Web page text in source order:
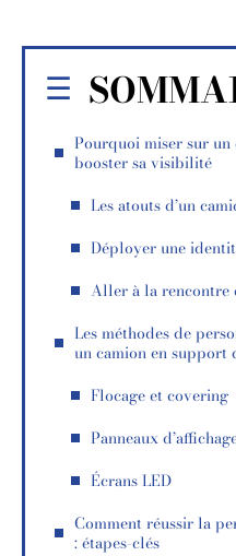
Pourquoi miser sur
booster sa visibilité
Les atouts d’un
Déployer une
Aller à la rencontre
Les méthodes de
un camion en support
Flocage et covering
Panneaux
Écrans LED
Comment réussir la
: étapes-clés